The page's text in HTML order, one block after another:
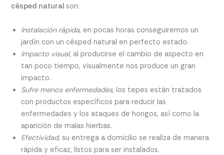
césped naturalson:
Instalación rápida, en pocas horas conseguiremos un
jardín con un césped natural en perfecto estado.
Impacto visual, al producirse el cambio de aspecto en
tan poco tiempo, visualmente nos produce un gran
impacto.
Sufre menos enfermedades, los tepes están tratados
con productos específicos para reducir las
enfermedades y los ataques de hongos, así como la
aparición de malas hierbas.
Efectividad, su entrega a domicilio se realiza de manera
rápida y eficaz, listos para ser instalados.